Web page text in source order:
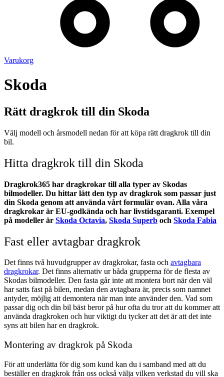
Varukorg
Skoda
Rätt dragkrok till din Skoda
Välj modell och årsmodell nedan för att köpa rätt dragkrok till din
bil.
Hitta dragkrok till din Skoda
Dragkrok365 har dragkrokar till alla typer av Skodas
bilmodeller. Du hittar lätt den typ av dragkrok som passar just
din Skoda genom att använda vårt formulär ovan. Alla våra
dragkrokar är EU-godkända och har livstidsgaranti. Exempel
på modeller är Skoda Octavia, Skoda Superb och Skoda Fabia
Fast eller avtagbar dragkrok
Det finns två huvudgrupper av dragkrokar, fasta och avtagbara
dragkrokar. Det finns alternativ ur båda grupperna för de flesta av
Skodas bilmodeller. Den fasta går inte att montera bort när den väl
har satts fast på bilen, medan den avtagbara är, precis som namnet
antyder, möjlig att demontera när man inte använder den. Vad som
passar dig och din bil bäst beror på hur ofta du tror att du kommer att
använda dragkroken och hur viktigt du tycker att det är att det inte
syns att bilen har en dragkrok.
Montering av dragkrok på Skoda
För att underlätta för dig som kund kan du i samband med att du
beställer en dragkrok från oss också välja vilken verkstad du vill ska